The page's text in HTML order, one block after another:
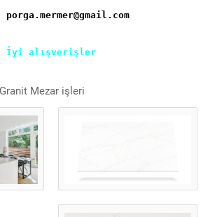
İyi alışverişler
Mezar işleri